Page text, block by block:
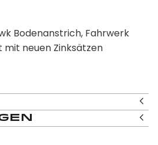
Bodenanstrich, Fahrwerk
neuen Zinksätzen